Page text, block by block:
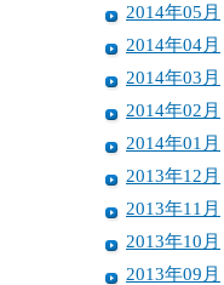
2014年05月
2014年04月
2014年03月
2014年02月
2014年01月
2013年12月
2013年11月
2013年10月
2013年09月